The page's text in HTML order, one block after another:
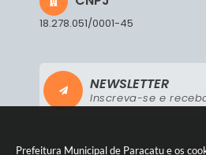
Prefeitura Municipal de Paracatu e os
18.278.051/0001-45
NEWSLETTER
Inscreva-se e